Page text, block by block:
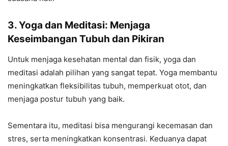
3. Yoga dan Meditasi: Menjaga
Keseimbangan Tubuh dan Pikiran
Untuk menjaga kesehatan mental dan fisik, yoga dan
meditasi adalah pilihan yang sangat tepat. Yoga membantu
meningkatkan fleksibilitas tubuh, memperkuat otot, dan
menjaga postur tubuh yang baik.
Sementara itu, meditasi bisa mengurangi kecemasan dan
stres, serta meningkatkan konsentrasi. Keduanya dapat